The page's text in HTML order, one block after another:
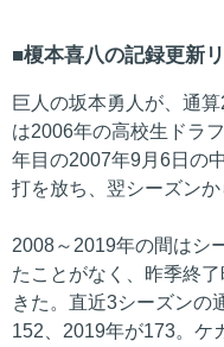
榎本喜八の記録更新
巨人の坂本勇人が、通
は2006年の高校生ドラ
年目の2007年9月6日の
打を放ち、翌シーズンか
2008～2019年の間はシ
たことがなく、昨季終
きた。直近3シーズンの
152、2019年が173。ケ